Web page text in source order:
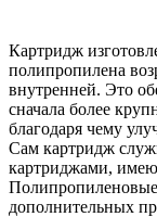
Картридж
полипропилена
внутренней. Это
сначала более
благодаря чему
Сам картридж
картриджами,
дополнительных